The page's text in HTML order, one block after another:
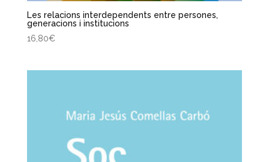
Les relacions interdependents entre persones,
generacions i institucions
16,80€